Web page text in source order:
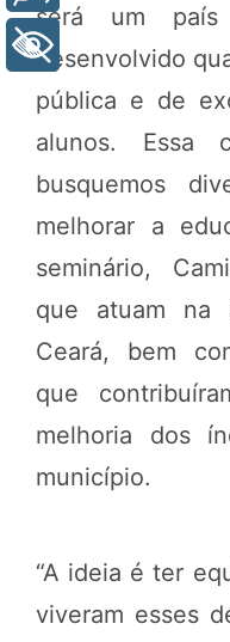
será um
desenvolvido
pública e de
alunos. Essa
busquemos
melhorar a
seminário,
que atuam na
Ceará, bem
que
melhoria dos
município.
“A ideia é ter
viveram esses
+ Acessibilidade